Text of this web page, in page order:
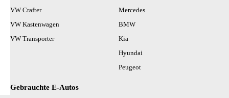
VW Crafter
VW Kastenwagen
VW Transporter
Mercedes
BMW
Kia
Hyundai
Peugeot
Gebrauchte E-Autos